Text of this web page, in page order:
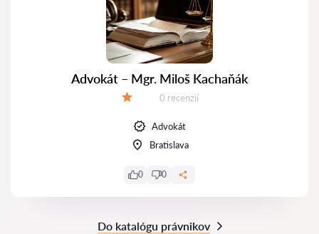
Advokát – Mgr. Miloš Kachaňák
Recenzií:
0 recenzií
Advokát
Bratislava
0 0
Do katalógu právnikov